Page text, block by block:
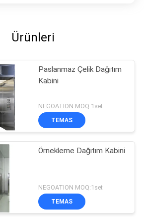
Ürünleri
Paslanmaz Çelik Dağıtım
Kabini
NEGOATION MOQ:1set
TEMAS
Örnekleme Dağıtım Kabini
NEGOATION MOQ:1set
TEMAS